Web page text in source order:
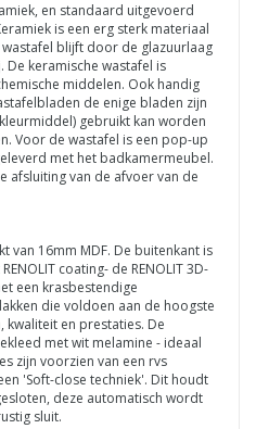
en standaard uitgevoerd
is een erg sterk materiaal
blijft door de glazuurlaag
keramische wastafel is
middelen. Ook handig
de enige bladen zijn
gebruikt kan worden
Voor de wastafel is een pop-up
met het badkamermeubel.
afsluiting van de afvoer van de
van 16mm MDF. De buitenkant is
coating- de RENOLIT3D-
een krasbestendige
die voldoen aan de hoogste
kwaliteit en prestaties. De
met wit melamine - ideaal
zijn voorzien van een rvs
'Soft-close techniek'. Dit houdt
deze automatisch wordt
sluit.